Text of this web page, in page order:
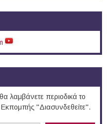
λαμβάνετε περιοδικά το
"Διασυνδεθείτε".